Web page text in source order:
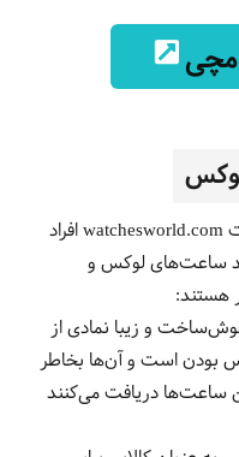
با توجه به مطالب مندرج در وب‌سایت watchesworld.com افراد
ساعت‌های لوکس و
هستند:
و زیبا نمادی از
بودن است و آن‌ها بخاطر
ساعت‌ها دریافت می‌کنند